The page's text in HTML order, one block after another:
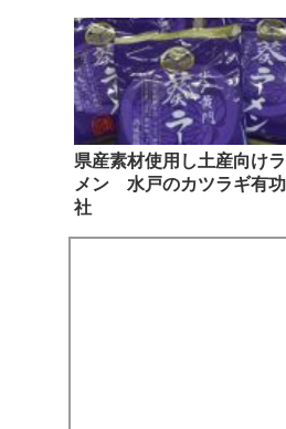
県産素材使用し土産向け
メン 水戸のカツラギ有功
社